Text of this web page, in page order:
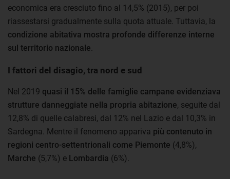
economica era cresciuto fino al 14,5% (2015), per poi
riassestarsi gradualmente sulla quota attuale. Tuttavia, la
condizione abitativa mostra profonde differenze interne
sul territorio nazionale.
I fattori del disagio, tra nord e sud
Nel 2019 quasi il 15% delle famiglie campane evidenziava
strutture danneggiate nella propria abitazione, seguite dal
12,8% di quelle calabresi, dal 12% nel Lazio e dal 10,3% in
Sardegna. Mentre il fenomeno appariva più contenuto in
regioni centro-settentrionali come Piemonte (4,8%),
Marche (5,7%) e Lombardia (6%).